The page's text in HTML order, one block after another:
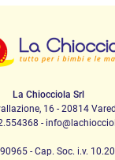
La Chiocciola Srl
16 - 20814
-
- Cap. Soc. i.v.